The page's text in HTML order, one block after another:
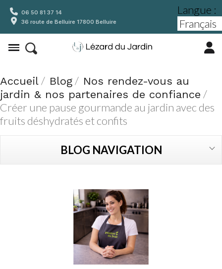
06 50 81 37 14
36 route de Belluire 17800 Belluire
Langue :
Accueil Blog
Nos rendez-vous au
jardin & nos partenaires de confiance
Créer une pause gourmande au jardin avec des
fruits déshydratés et confits
BLOG NAVIGATION